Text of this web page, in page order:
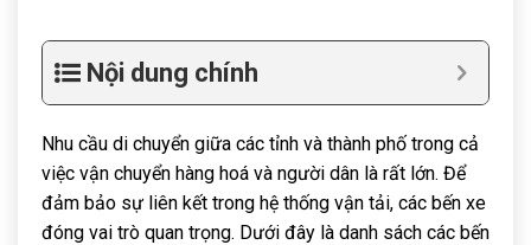
Nội dung chính
Nhu cầu di chuyển giữa các tỉnh và thành phố trong cả
việc vận chuyển hàng hoá và người dân là rất lớn. Để
đảm bảo sự liên kết trong hệ thống vận tải, các bến xe
đóng vai trò quan trọng. Dưới đây là danh sách các bến